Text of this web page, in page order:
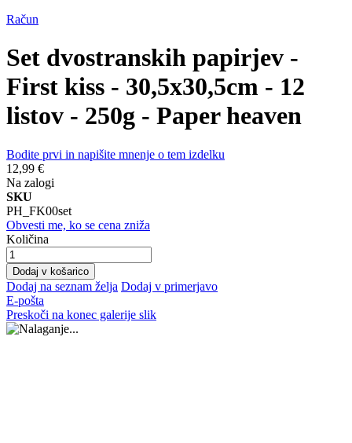
Račun
Set dvostranskih papirjev -
First kiss - 30,5x30,5cm - 12
listov - 250g - Paper heaven
Bodite prvi in napišite mnenje o tem izdelku
12,99 €
Na zalogi
SKU
PH_FK00set
Obvesti me, ko se cena zniža
Količina
Dodaj v košarico
Dodaj na seznam želja Dodaj v primerjavo
E-pošta
Preskoči na konec galerije slik